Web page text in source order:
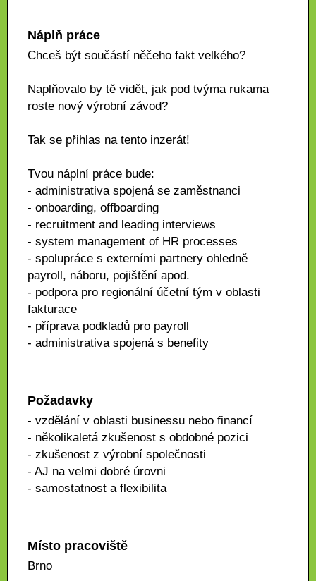
Náplň práce
Chceš být součástí něčeho fakt velkého?
Naplňovalo by tě vidět, jak pod tvýma rukama
roste nový výrobní závod?
Tak se přihlas na tento inzerát!
Tvou náplní práce bude:
- administrativa spojená se zaměstnanci
- onboarding, offboarding
- recruitment and leading interviews
- system management of HR processes
- spolupráce s externími partnery ohledně
payroll, náboru, pojištění apod.
- podpora pro regionální účetní tým v oblasti
fakturace
- příprava podkladů pro payroll
- administrativa spojená s benefity
Požadavky
- vzdělání v oblasti businessu nebo financí
- několikaletá zkušenost s obdobné pozici
- zkušenost z výrobní společnosti
- AJ na velmi dobré úrovni
- samostatnost a flexibilita
Místo pracoviště
Brno